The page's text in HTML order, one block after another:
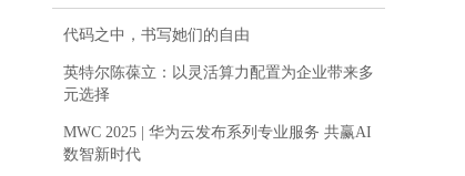
代码之中，书写她们的自由
英特尔陈葆立：以灵活算力配置为企业带来多
元选择
MWC 2025 | 华为云发布系列专业服务 共赢AI
数智新时代